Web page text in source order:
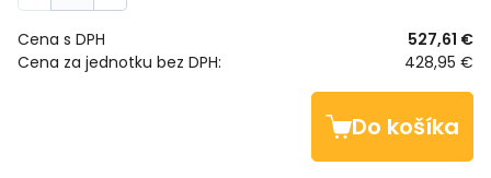
Cena za jednotku bez DPH: 428,95 €
Cena s DPH 527,61 €
Do košíka